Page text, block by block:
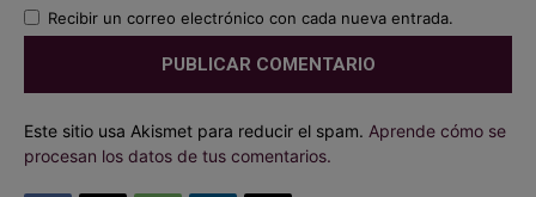
Recibir un correo electrónico con cada nueva entrada.
Este sitio usa Akismet para reducir el spam. Aprende cómo se
procesan los datos de tus comentarios.